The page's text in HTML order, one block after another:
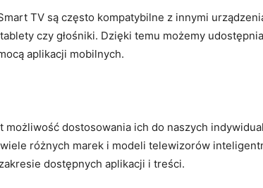
TV są często kompatybilne z innymi
czy głośniki. Dzięki temu możemy
aplikacji mobilnych.
dostosowania ich do naszych
różnych marek i modeli telewizorów
dostępnych aplikacji i treści.